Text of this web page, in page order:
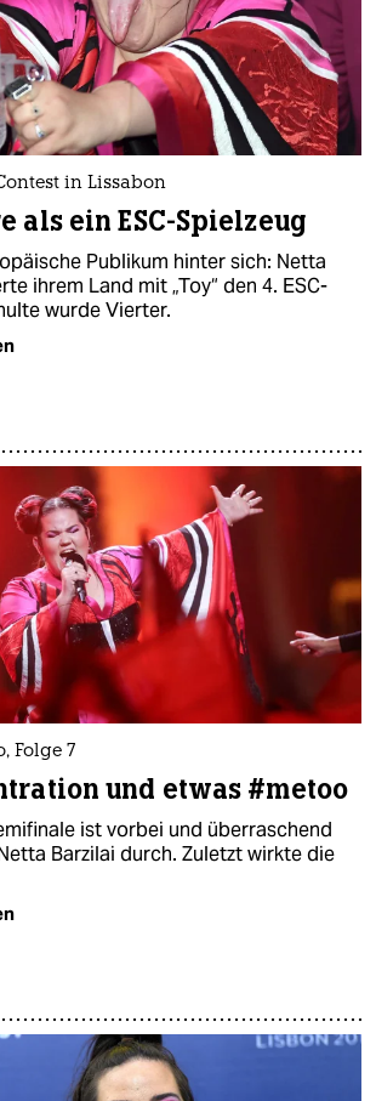
in Lissabon
als ein ESC-Spielzeug
Publikum hinter sich: Netta
ihrem Land mit „Toy“ den 4. ESC-
wurde Vierter.
Folge 7
und etwas #metoo
ist vorbei und überraschend
Barzilai durch. Zuletzt wirkte die